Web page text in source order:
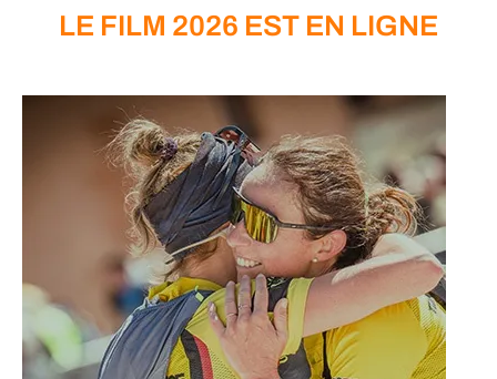
LE FILM 2026 EST EN LIGNE